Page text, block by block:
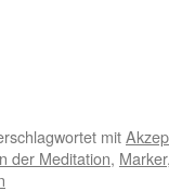
mit
der Meditation, Marker